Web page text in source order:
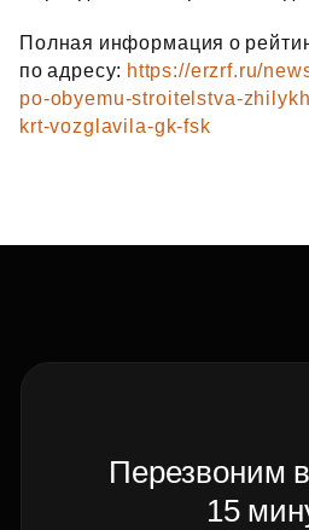
Полная информация о
по адресу: https://erzrf.ru/
po-obyemu-stroitelstva-
krt-vozglavila-gk-fsk
Перезвоним
15